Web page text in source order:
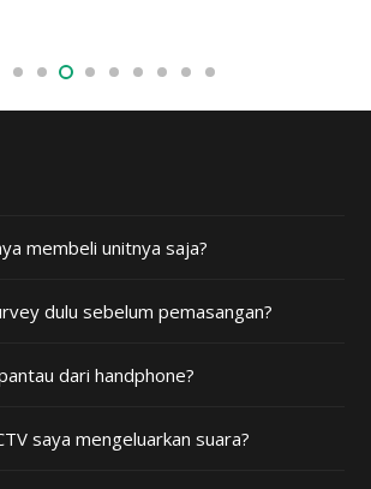
membeli unitnya saja?
dulu sebelum pemasangan?
dari handphone?
saya mengeluarkan suara?